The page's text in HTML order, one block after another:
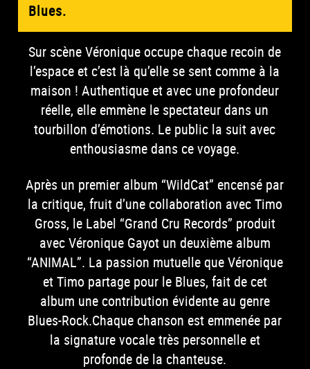
Blues.
Sur scène Véronique occupe chaque recoin de
l’espace et c’est là qu’elle se sent comme à la
maison ! Authentique et avec une profondeur
réelle, elle emmène le spectateur dans un
tourbillon d’émotions. Le public la suit avec
enthousiasme dans ce voyage.
Après un premier album “WildCat” encensé par
la critique, fruit d’une collaboration avec Timo
Gross, le Label “Grand Cru Records” produit
avec Véronique Gayot un deuxième album
“ANIMAL”. La passion mutuelle que Véronique
et Timo partage pour le Blues, fait de cet
album une contribution évidente au genre
Blues-Rock.Chaque chanson est emmenée par
la signature vocale très personnelle et
profonde de la chanteuse.